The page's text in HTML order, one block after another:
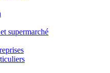
supermarché